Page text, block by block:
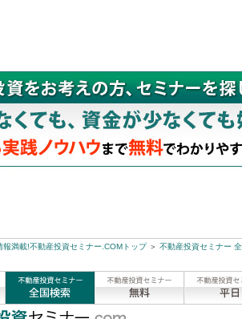
報満載!不動産投資セミナー.COMトップ＞ 不動産投資セミナー